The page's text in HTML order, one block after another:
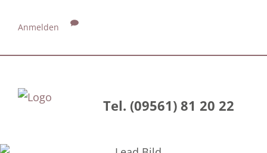
Anmelden
Tel. (09561) 81 20 22